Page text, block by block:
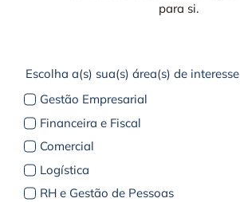
para si.
Escolha a(s) sua(s) área(s) de interesse
Gestão Empresarial
Financeira e Fiscal
Comercial
Logística
RH e Gestão de Pessoas